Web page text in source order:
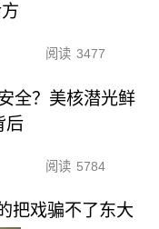
阅读 3477
全？美核潜光鲜
后
阅读 5784
把戏骗不了东大